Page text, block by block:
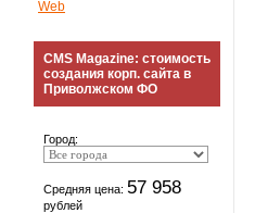
Web
CMS Magazine: стоимость
создания корп. сайта в
Приволжском ФО
Город:
Средняя цена: 57 958
рублей